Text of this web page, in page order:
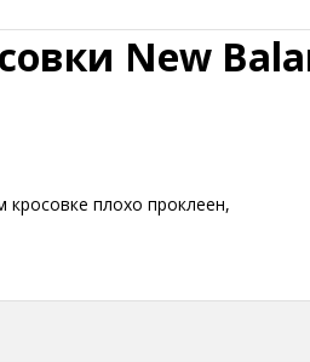
New
плохо проклеен,